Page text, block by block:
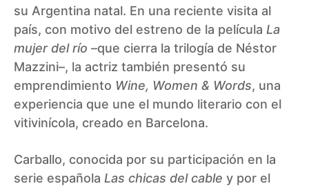
su Argentina natal. En una reciente visita al
país, con motivo del estreno de la película La
mujer del río –que cierra la trilogía de Néstor
Mazzini–, la actriz también presentó su
emprendimiento Wine, Women & Words, una
experiencia que une el mundo literario con el
vitivinícola, creado en Barcelona.
Carballo, conocida por su participación en la
serie española Las chicas del cable y por el